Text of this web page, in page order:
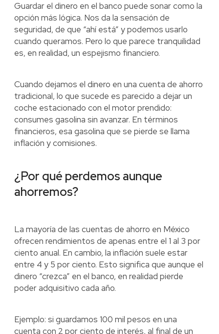
Guardar el dinero en el banco puede sonar como la
opción más lógica. Nos da la sensación de
seguridad, de que “ahí está” y podemos usarlo
cuando queramos. Pero lo que parece tranquilidad
es, en realidad, un espejismo financiero.
Cuando dejamos el dinero en una cuenta de ahorro
tradicional, lo que sucede es parecido a dejar un
coche estacionado con el motor prendido:
consumes gasolina sin avanzar. En términos
financieros, esa gasolina que se pierde se llama
inflación y comisiones.
¿Por qué perdemos aunque
ahorremos?
La mayoría de las cuentas de ahorro en México
ofrecen rendimientos de apenas entre el 1 al 3 por
ciento anual. En cambio, la inflación suele estar
entre 4 y 5 por ciento. Esto significa que aunque el
dinero “crezca” en el banco, en realidad pierde
poder adquisitivo cada año.
Ejemplo: si guardamos 100 mil pesos en una
cuenta con 2 por ciento de interés, al final de un